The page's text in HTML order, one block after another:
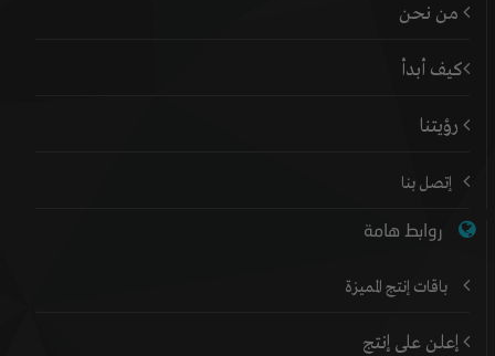
من نحن
كيف أبدأ
رؤيتنا
إتصل بنا
روابط هامة
باقات إنتج المميزة
إعلن على إنتج